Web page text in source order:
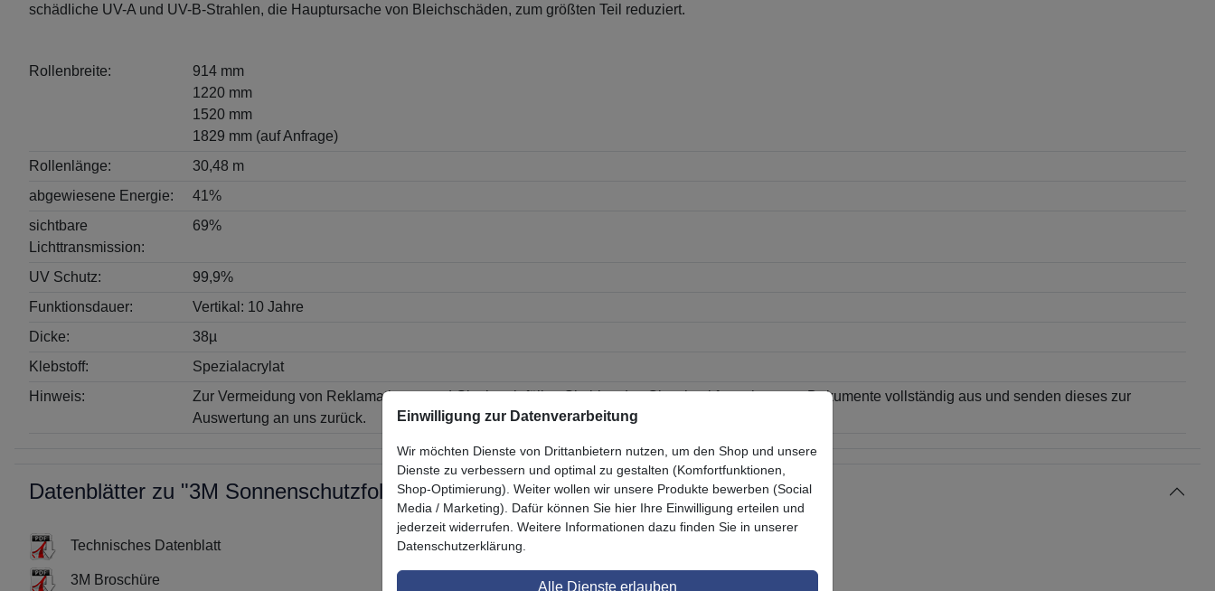
schädliche UV-A und UV-B-Strahlen, die Hauptursache von Bleichschäden, zum größten Teil reduziert.
Rollenbreite:
914 mm
1220 mm
1520 mm
1829 mm (auf Anfrage)
Rollenlänge:
30,48 m
abgewiesene Energie:
41%
sichtbare
Lichttransmission:
69%
UV Schutz:
99,9%
Funktionsdauer:
Vertikal: 10 Jahre
Dicke:
38µ
Klebstoff:
Spezialacrylat
Hinweis:
Zur Vermeidung von Reklamationen und Glasbruch füllen Sie bitte das Glascheckformular unter Dokumente vollständig aus und senden dieses zur
Auswertung an uns zurück.
Datenblätter zu "3M Sonnenschutzfolie Prestige 70 Interior"
Technisches Datenblatt
3M Broschüre
Einwilligung zur Datenverarbeitung
Wir möchten Dienste von Drittanbietern nutzen, um den Shop und unsere
Dienste zu verbessern und optimal zu gestalten (Komfortfunktionen,
Shop-Optimierung). Weiter wollen wir unsere Produkte bewerben (Social
Media / Marketing). Dafür können Sie hier Ihre Einwilligung erteilen und
jederzeit widerrufen. Weitere Informationen dazu finden Sie in unserer
Datenschutzerklärung.
Alle Dienste erlauben